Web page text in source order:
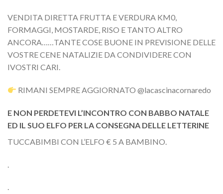
VENDITA DIRETTA FRUTTA E VERDURA KM0,
FORMAGGI, MOSTARDE, RISO E TANTO ALTRO
ANCORA……TANTE COSE BUONE IN PREVISIONE DELLE
VOSTRE CENE NATALIZIE DA CONDIVIDERE CON
IVOSTRI CARI.
RIMANI SEMPRE AGGIORNATO @lacascinacornaredo
E NON PERDETEVI L’INCONTRO CON BABBO NATALE
ED IL SUO ELFO PER LA CONSEGNA DELLE LETTERINE
TUCCABIMBI CON L’ELFO € 5 A BAMBINO.
.